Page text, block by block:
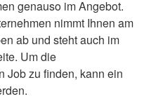
genauso im Angebot.
nimmt Ihnen am
ab und steht auch im
Um die
Job zu finden, kann ein